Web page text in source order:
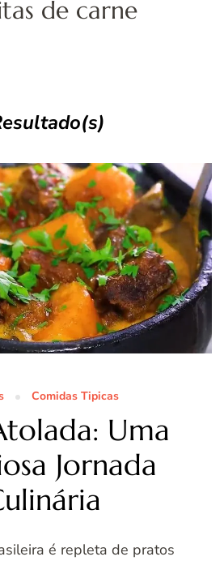
de carne
Comidas Tipicas
Uma
Jornada
é repleta de pratos